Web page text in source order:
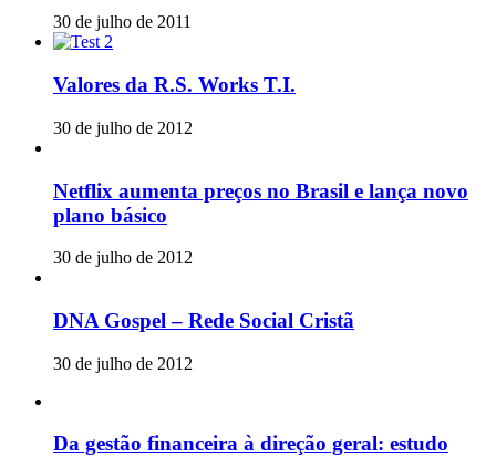
30 de julho de 2011
Valores da R.S. Works T.I.
30 de julho de 2012
Netflix aumenta preços no Brasil e lança novo
plano básico
30 de julho de 2012
DNA Gospel – Rede Social Cristã
30 de julho de 2012
Da gestão financeira à direção geral: estudo